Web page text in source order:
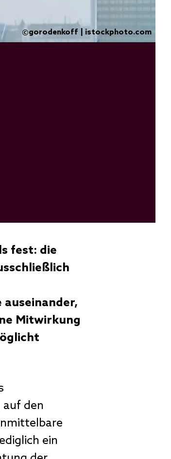
©gorodenkoff | istockphoto.com
fest: die
Mitwirkung
den
ein